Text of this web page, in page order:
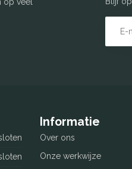
op veel
Informatie
Over ons
Onze werkwijze